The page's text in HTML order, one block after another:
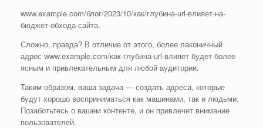
www.example.com/блог/2023/10/как/глубина-url-влияет-на-
бюджет-обхода-сайта.
Сложно, правда? В отличие от этого, более лаконичный
адрес www.example.com/как-глубина-url-влияет будет более
ясным и привлекательным для любой аудитории.
Таким образом, ваша задача — создать адреса, которые
будут хорошо восприниматься как машинами, так и людьми.
Позаботьтесь о вашем контенте, и он привлечет внимание
пользователей.